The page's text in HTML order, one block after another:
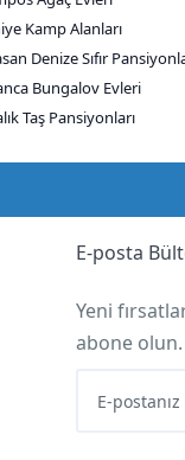
Kamp Alanları
Denize Sıfır
Bungalov Evleri
Taş Pansiyonları
E-posta
Yeni
abone olun.